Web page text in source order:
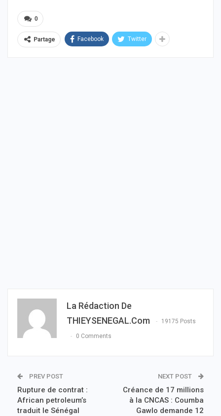
0
Partage Facebook Twitter
La Rédaction De
THIEYSENEGAL.com
19175 Posts
0 Comments
PREV POST
Rupture de contrat :
African petroleum’s
traduit le Sénégal
NEXT POST
Créance de 17 millions
à la CNCAS : Coumba
Gawlo demande 12